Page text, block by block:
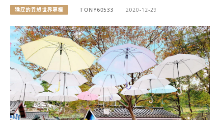
猴屁的異想世界專欄 TONY60533 2020-12-29